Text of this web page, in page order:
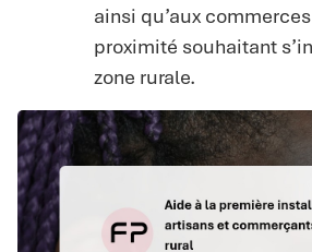
ainsi qu’aux
proximité souhaitant
zone rurale.